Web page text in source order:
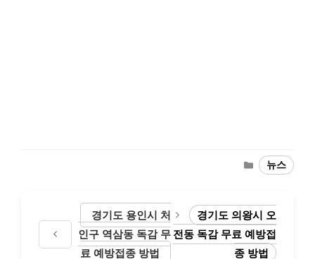
Categories
뉴스
경기도 용인시 처
인구 역삼동 독감 무
료 예방접종 방법
경기도 의왕시 오
전동 독감 무료 예방접
종 방법